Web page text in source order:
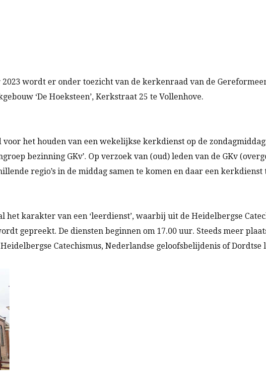
2023 wordt er onder toezicht van de kerkenraad van de
‘De Hoeksteen’, Kerkstraat 25 te Vollenhove.
voor het houden van een wekelijkse kerkdienst op de
bezinning GKv’. Op verzoek van (oud) leden van de GKv
regio’s in de middag samen te komen en daar een kerkdienst
het karakter van een ‘leerdienst’, waarbij uit de Heidelbergse
gepreekt. De diensten beginnen om 17.00 uur. Steeds meer
Catechismus, Nederlandse geloofsbelijdenis of